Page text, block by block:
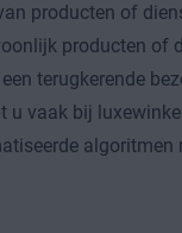
producten of
producten of
terugkerende
u vaak bij
algoritmen